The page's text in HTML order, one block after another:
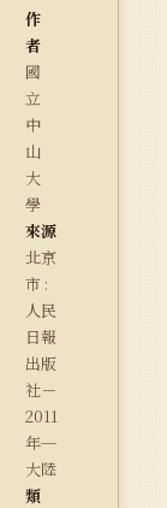
作
者
國
立
中
山
大
學
來源
北京
市 :
人民
日報
出版
社－
2011
年─
大陸
類